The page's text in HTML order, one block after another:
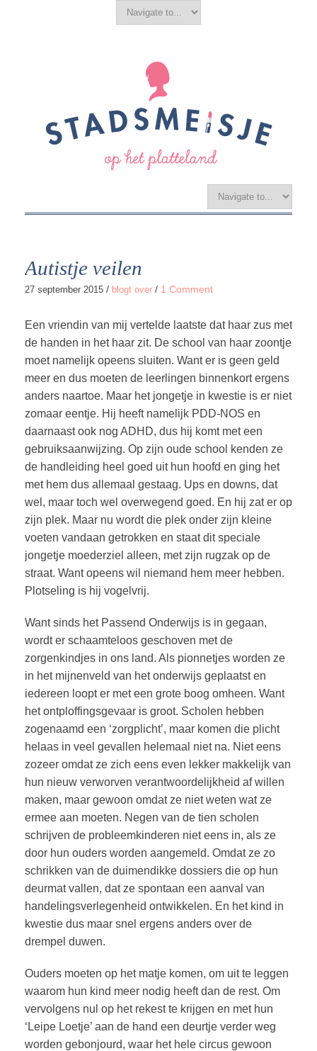
Autistje veilen
27 september 2015/ blogt over/ 1 Comment
Een vriendin van mij vertelde laatste dat haar zus met
de handen in het haar zit. De school van haar zoontje
moet namelijk opeens sluiten. Want er is geen geld
meer en dus moeten de leerlingen binnenkort ergens
anders naartoe. Maar het jongetje in kwestie is er niet
zomaar eentje. Hij heeft namelijk PDD-NOS en
daarnaast ook nog ADHD, dus hij komt met een
gebruiksaanwijzing. Op zijn oude school kenden ze
de handleiding heel goed uit hun hoofd en ging het
met hem dus allemaal gestaag. Ups en downs, dat
wel, maar toch wel overwegend goed. En hij zat er op
zijn plek. Maar nu wordt die plek onder zijn kleine
voeten vandaan getrokken en staat dit speciale
jongetje moederziel alleen, met zijn rugzak op de
straat. Want opeens wil niemand hem meer hebben.
Plotseling is hij vogelvrij.
Want sinds het Passend Onderwijs is in gegaan,
wordt er schaamteloos geschoven met de
zorgenkindjes in ons land. Als pionnetjes worden ze
in het mijnenveld van het onderwijs geplaatst en
iedereen loopt er met een grote boog omheen. Want
het ontploffingsgevaar is groot. Scholen hebben
zogenaamd een ‘zorgplicht’, maar komen die plicht
helaas in veel gevallen helemaal niet na. Niet eens
zozeer omdat ze zich eens even lekker makkelijk van
hun nieuw verworven verantwoordelijkheid af willen
maken, maar gewoon omdat ze niet weten wat ze
ermee aan moeten. Negen van de tien scholen
schrijven de probleemkinderen niet eens in, als ze
door hun ouders worden aangemeld. Omdat ze zo
schrikken van de duimendikke dossiers die op hun
deurmat vallen, dat ze spontaan een aanval van
handelingsverlegenheid ontwikkelen. En het kind in
kwestie dus maar snel ergens anders over de
drempel duwen.
Ouders moeten op het matje komen, om uit te leggen
waarom hun kind meer nodig heeft dan de rest. Om
vervolgens nul op het rekest te krijgen en met hun
‘Leipe Loetje’ aan de hand een deurtje verder weg
worden gebonjourd, waar het hele circus gewoon